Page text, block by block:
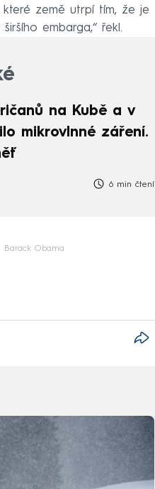
které země utrpí tím, že je
embarga,“ řekl.
na Kubě a v
mikrovlnné záření.
6 min čtení
Barack Obama